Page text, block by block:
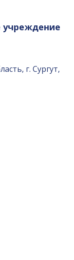
г. Сургут,